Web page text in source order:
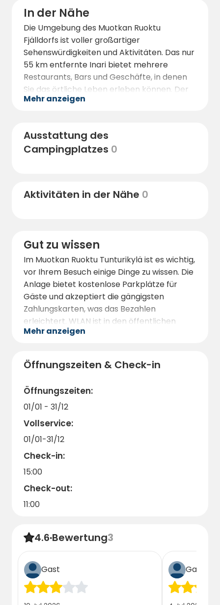
In der Nähe
Die Umgebung des Muotkan Ruoktu
Fjälldorfs ist voller großartiger
Sehenswürdigkeiten und Aktivitäten. Das nur
55 km entfernte Inari bietet mehrere
Restaurants, Bars und Geschäfte, in denen
Sie das örtliche Leben erleben können. Der
Inarisee, einer der größten Seen Finnlands,
In der Umgebung können Sie zudem das
Samenmuseum Siida besuchen, das einen
Naturliebhaber sollten zur Insel Ukonkivi
Mehr anzeigen
Ausstattung des
Campingplatzes 0
Aktivitäten in der Nähe 0
Gut zu wissen
Im Muotkan Ruoktu Tunturikylä ist es wichtig,
vor Ihrem Besuch einige Dinge zu wissen. Die
Anlage bietet kostenlose Parkplätze für
Gäste und akzeptiert die gängigsten
Zahlungskarten, was das Bezahlen
erleichtert. WLAN ist in den öffentlichen
Bereichen verfügbar, damit Sie bei Bedarf
können.
reservieren, um sich Ihren Platz bei den
beliebtesten Touren und Abenteuern zu
sichern. Das ortskundige Personal ist stets
bereit zu helfen und Tipps zu geben, damit
Ihr Aufenthalt so angenehm und
unvergesslich wie möglich wird.
Willkommen im Muotkan Ruoktu Tunturikylä
Lapplands!
Mehr anzeigen
Öffnungszeiten & Check-in
Öffnungszeiten:
01/01 - 31/12
Vollservice:
01/01-31/12
Check-in:
15:00
Check-out:
11:00
4.6·Bewertung3
Gast Gast